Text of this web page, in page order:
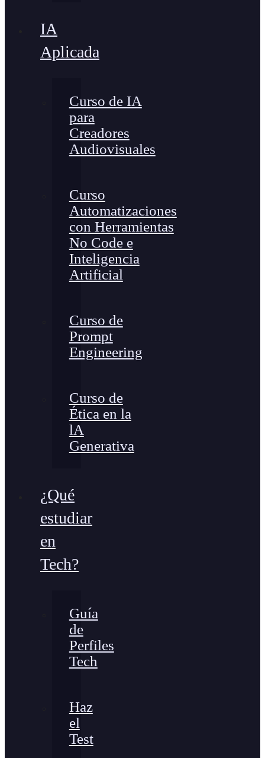
IA
Aplicada
Curso de IA
para
Creadores
Audiovisuales
Curso
Automatizaciones
con Herramientas
No Code e
Inteligencia
Artificial
Curso de
Prompt
Engineering
Curso de
Ética en la
lA
Generativa
¿Qué
estudiar
en
Tech?
Guía
de
Perfiles
Tech
Haz
el
Test